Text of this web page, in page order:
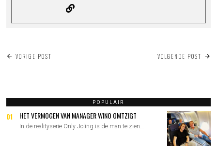
BERICHT
VORIGE POST VOLGENDE POST
POPULAIR
01 HET VERMOGEN VAN MANAGER WINO OMTZIGT
In de realityserie Only Joling is de man te zien…